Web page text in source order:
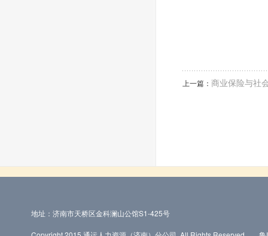
上一篇： 商业保险与社
地址：济南市天桥区金科澜山公馆S1-425号